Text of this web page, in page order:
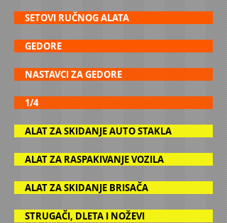
SETOVI RUČNOG ALATA
ALAT ZA SKIDANJE AUTO STAKLA
ALAT ZA RASPAKIVANJE VOZILA
ALAT ZA SKIDANJE BRISAČA
STRUGAČI, DLETA I NOŽEVI
GEDORE
NASTAVCI ZA GEDORE
1/4